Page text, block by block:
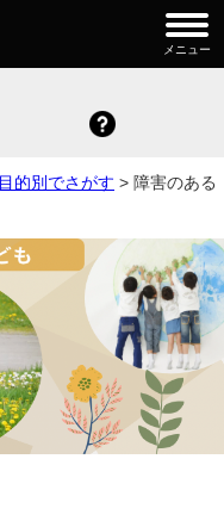
メニュー
目的別でさがす > 障害のある